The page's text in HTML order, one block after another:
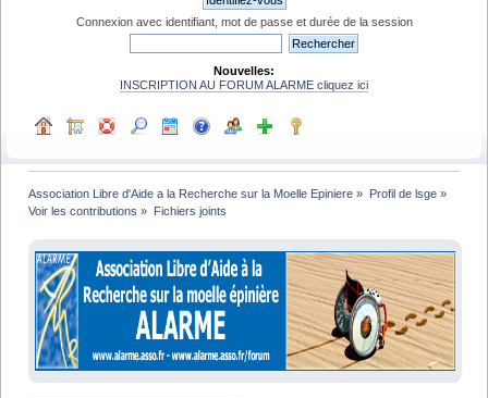
Connexion avec identifiant, mot de passe et durée de la session
Nouvelles:
INSCRIPTION AU FORUM ALARME cliquez ici
Association Libre d'Aide a la Recherche sur la Moelle Epiniere » Profil de lsge»
Voir les contributions » Fichiers joints